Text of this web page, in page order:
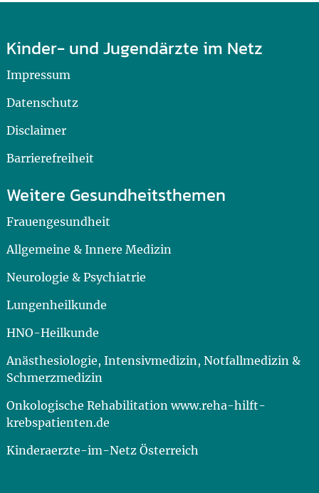
Kinder- und Jugendärzte im Netz
Impressum
Datenschutz
Disclaimer
Barrierefreiheit
Weitere Gesundheitsthemen
Frauengesundheit
Allgemeine & Innere Medizin
Neurologie & Psychiatrie
Lungenheilkunde
HNO-Heilkunde
Anästhesiologie, Intensivmedizin, Notfallmedizin &
Schmerzmedizin
Onkologische Rehabilitation www.reha-hilft-
krebspatienten.de
Kinderaerzte-im-Netz Österreich